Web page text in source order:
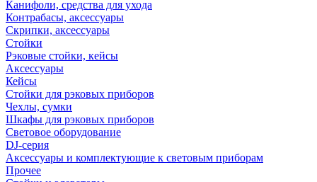
Канифоли, средства для ухода
Контрабасы, аксессуары
Скрипки, аксессуары
Стойки
Рэковые стойки, кейсы
Аксессуары
Кейсы
Стойки для рэковых приборов
Чехлы, сумки
Шкафы для рэковых приборов
Световое оборудование
DJ-серия
Аксессуары и комплектующие к световым приборам
Прочее